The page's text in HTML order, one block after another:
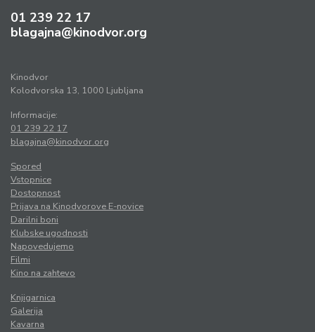
01 239 22 17
blagajna@kinodvor.org
Kinodvor
Kolodvorska 13, 1000 Ljubljana
Informacije:
01 239 22 17
blagajna@kinodvor.org
Spored
Vstopnice
Dostopnost
Prijava na Kinodvorove E-novice
Darilni boni
Klubske ugodnosti
Napovedujemo
Filmi
Kino na zahtevo
Knjigarnica
Galerija
Kavarna